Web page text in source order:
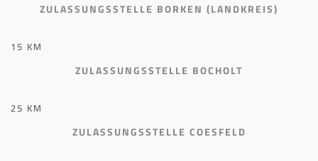
ZULASSUNGSSTELLE BORKEN (LANDKREIS)
15 KM
ZULASSUNGSSTELLE BOCHOLT
25 KM
ZULASSUNGSSTELLE COESFELD